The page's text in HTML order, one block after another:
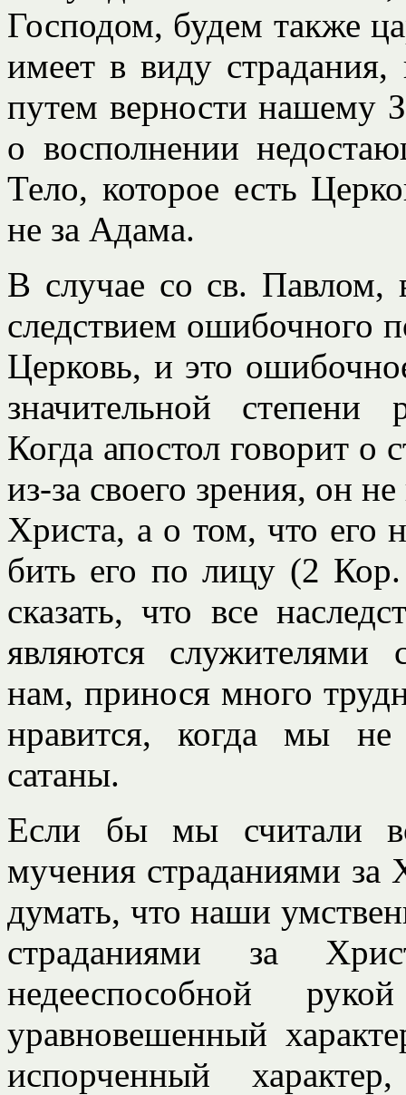
Господом, будем также
имеет в виду
путем верности нашему
о восполнении
Тело, которое есть
не за Адама.
В случае со св. Павлом,
следствием ошибочного
Церковь, и это
значительной степени
Когда апостол говорит о
из-за своего зрения, он
Христа, а о том, что его
бить его по лицу (2
сказать, что все
являются служителями
нам, принося много
нравится, когда мы не
сатаны.
Если бы мы считали
мучения страданиями
думать, что наши
страданиями за
недееспособной
уравновешенный
испорченный